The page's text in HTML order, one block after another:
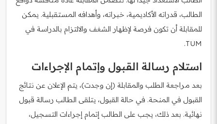
الطالب، قدراته الأكاديمية، خبراته، وأهدافه المستقبلية. يمكن
للمقابلة أن تكون فرصة لإظهار الشغف والالتزام بالدراسة في
TUM.
استلام رسالة القبول وإتمام الإجراءات
بعد مراجعة الطلب والمقابلة (إن وجدت)، يتم الإعلان عن نتائج
القبول في المنحة. في حالة القبول، يتلقى الطالب رسالة قبول
نهائية. بعد ذلك، يجب على الطالب إتمام إجراءات التسجيل،